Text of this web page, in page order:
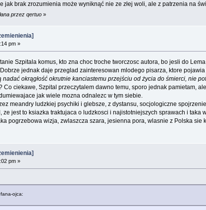
jak brak zrozumienia może wyniknąć nie ze złej woli, ale z patrzenia na
przez qertuo»
pm »
Szpitala komus, kto zna choc troche tworczosc autora, bo jesli do
jednak daje przeglad zainteresowan mlodego pisarza, ktore
okrągłość okrutnie kanciastemu przejściu od życia do śmierci, nie
Co ciekawe, Szpital przeczytalem dawno temu, sporo jednak pamietam,
jak wiele mozna odnalezc w tym siebie.
meandry ludzkiej psychiki i glebsze, z dystansu, socjologiczne
jest to ksiazka traktujaca o ludzkosci i najistotniejszych sprawach i
pogrzebowa wizja, zwlaszcza szara, jesienna pora, wlasnie z Polska
pm »
ojca: